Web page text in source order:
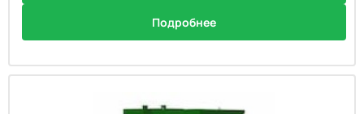
Подробнее